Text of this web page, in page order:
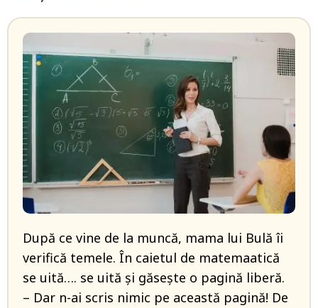
După ce vine de la muncă, mama lui Bulă îi
verifică temele. În caietul de matemaatică
se uită…. se uită și găsește o pagină liberă.
– Dar n-ai scris nimic pe această pagină! De